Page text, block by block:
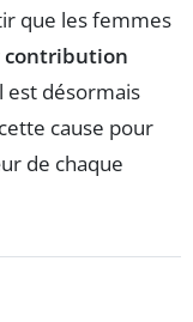
que les femmes
contribution
est désormais
cause pour
de chaque